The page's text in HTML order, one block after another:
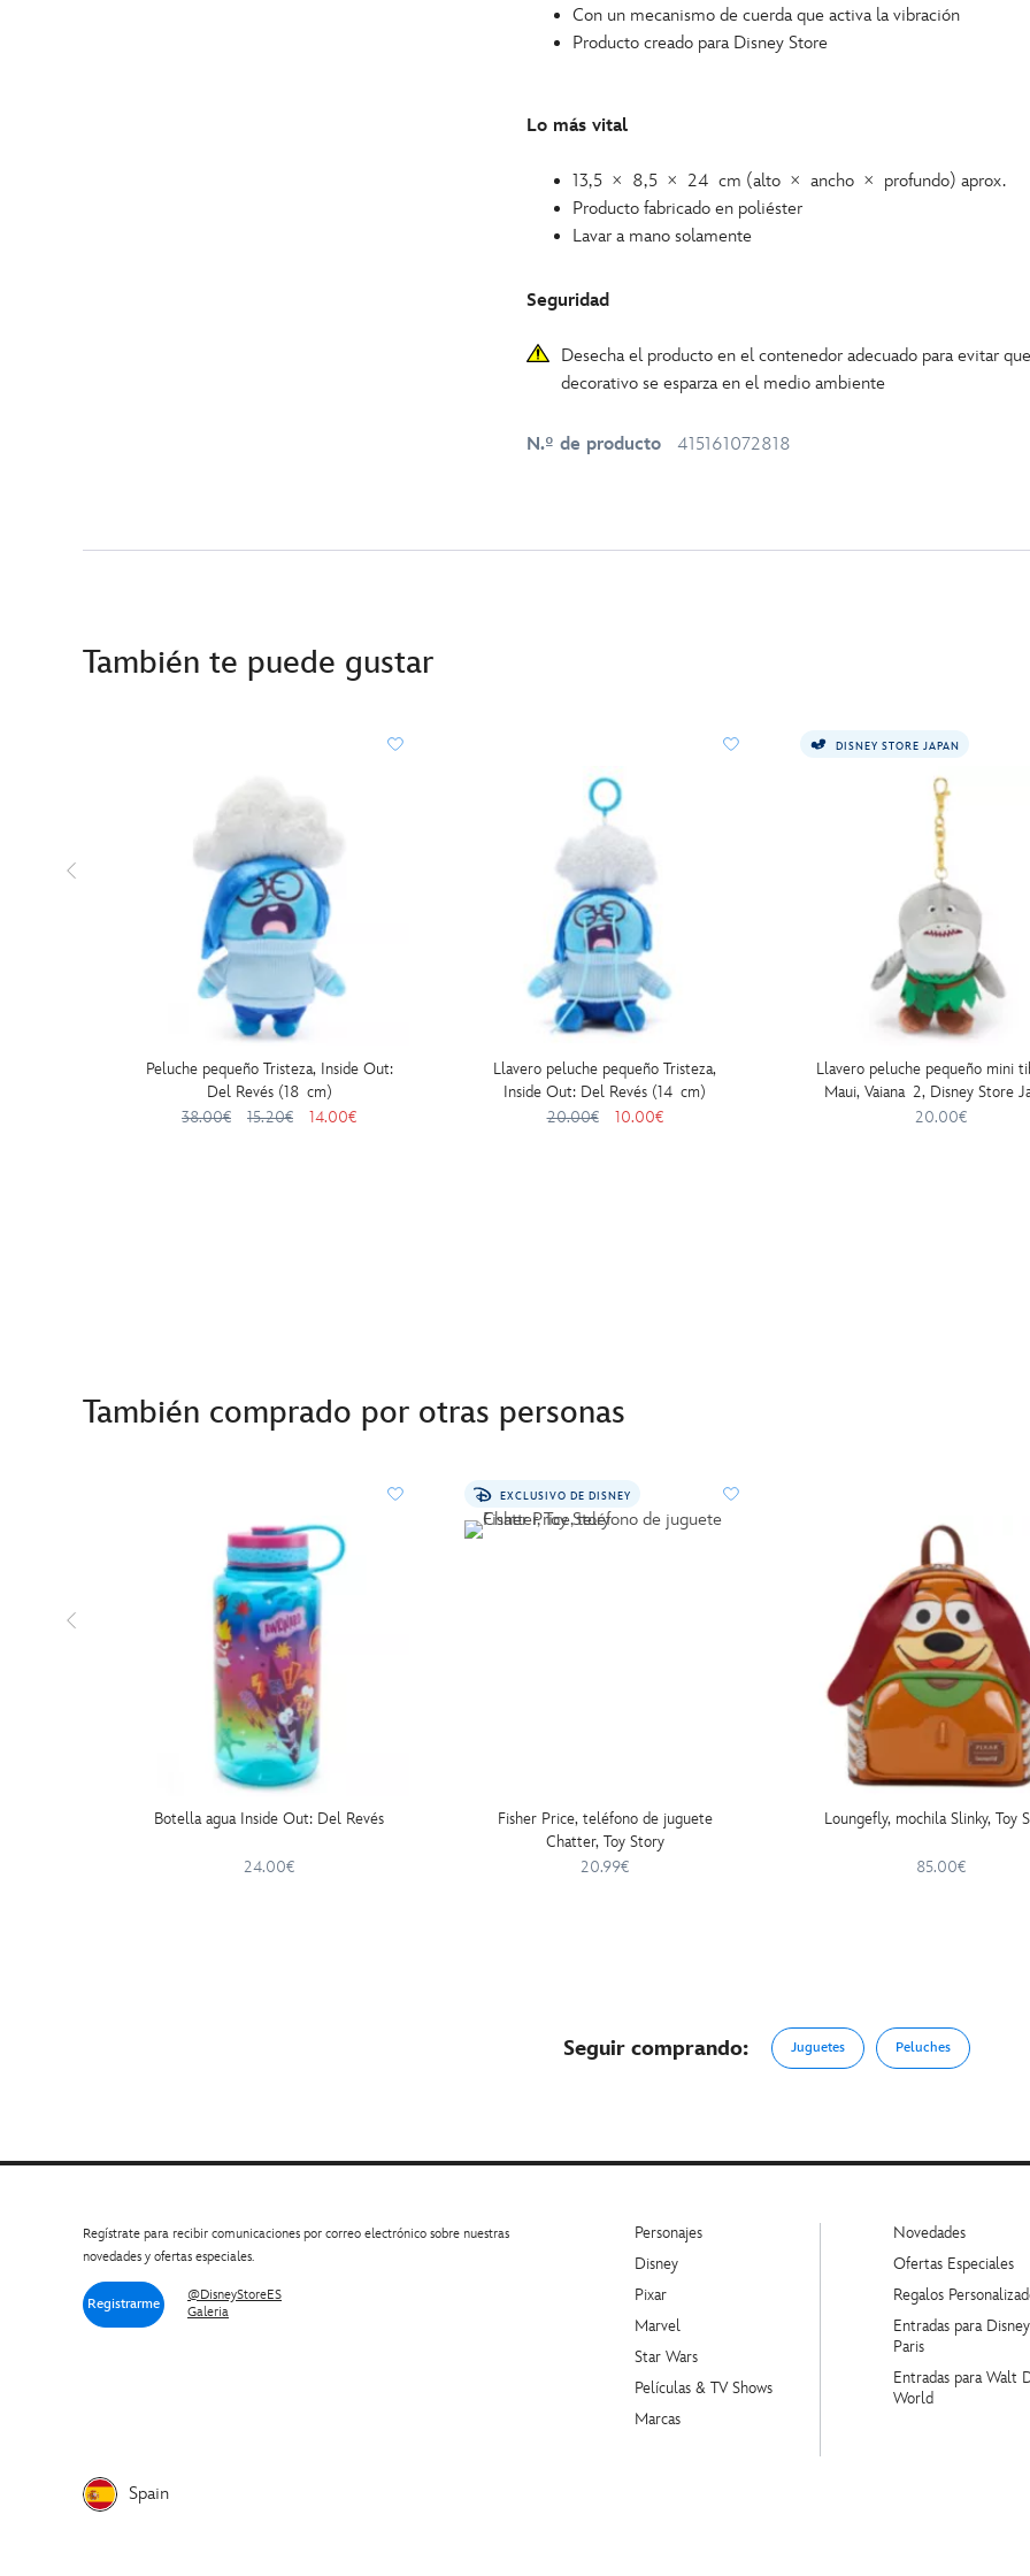
Con un mecanismo de cuerda que activa la vibración
Producto creado para Disney Store
Lo más vital
13,5 × 8,5 × 24 cm (alto × ancho × profundo) aprox.
Producto fabricado en poliéster
Lavar a mano solamente
Seguridad
Desecha el producto en el contenedor adecuado para evitar
decorativo se esparza en el medio ambiente
N.º de producto 415161072818
También te puede gustar
Peluche pequeño Tristeza, Inside Out:
Del Revés (18 cm)
38.00€
15.20€ 14.00€
Llavero peluche pequeño Tristeza,
Inside Out: Del Revés (14 cm)
20.00€
10.00€
DISNEY STORE JAPAN
Llavero peluche pequeño mini
Maui, Vaiana 2, Disney Store
(14 cm)
20.00€
También comprado por otras personas
Botella agua Inside Out: Del Revés
24.00€
EXCLUSIVO DE DISNEY
Fisher Price, teléfono de juguete
Chatter, Toy Story
20.99€
Loungefly, mochila Slinky, Toy
85.00€
Seguir comprando: Juguetes Peluches
Regístrate para recibir comunicaciones por correo electrónico sobre nuestras
novedades y ofertas especiales.
Registrarme
@DisneyStoreES
Galeria
Spain
Personajes
Disney
Pixar
Marvel
Star Wars
Películas & TV Shows
Marcas
Novedades
Ofertas Especiales
Regalos
Entradas para
Paris
Entradas para Walt
World